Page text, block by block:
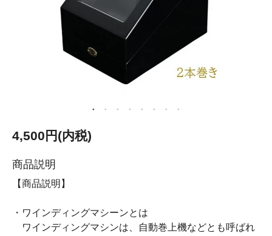
4,500円(内税)
商品説明
【商品説明】
・ワインディングマシーンとは
ワインディングマシンは、自動巻上機などとも呼ばれ